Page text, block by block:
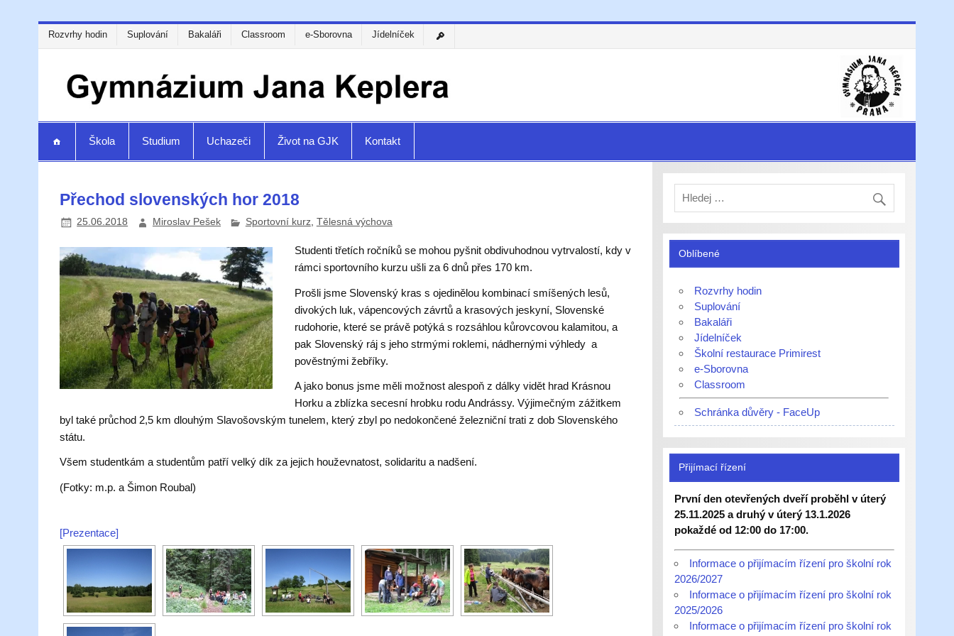
Rozvrhy hodin Suplování Bakaláři Classroom e-Sborovna Jídelníček
Škola Studium Uchazeči Život na GJK Kontakt
Přechod slovenských hor 2018
25.06.2018 Miroslav Pešek Sportovní kurz, Tělesná výchova
Studenti třetích ročníků se mohou pyšnit obdivuhodnou vytrvalostí, kdy v
rámci sportovního kurzu ušli za 6 dnů přes 170 km.
Prošli jsme Slovenský kras s ojedinělou kombinací smíšených lesů,
divokých luk, vápencových závrtů a krasových jeskyní, Slovenské
rudohorie, které se právě potýká s rozsáhlou kůrovcovou kalamitou, a
pak Slovenský ráj s jeho strmými roklemi, nádhernými výhledy a
pověstnými žebříky.
A jako bonus jsme měli možnost alespoň z dálky vidět hrad Krásnou
Horku a zblízka secesní hrobku rodu Andrássy. Výjimečným zážitkem
byl také průchod 2,5 km dlouhým Slavošovským tunelem, který zbyl po nedokončené železniční trati z dob Slovenského
státu.
Všem studentkám a studentům patří velký dík za jejich houževnatost, solidaritu a nadšení.
(Fotky: m.p. a Šimon Roubal)
[Prezentace]
Oblíbené
Rozvrhy hodin
Suplování
Bakaláři
Jídelníček
Školní restaurace Primirest
e-Sborovna
Classroom
Schránka důvěry - FaceUp
Přijímací řízení
První den otevřených dveří proběhl v úterý
25.11.2025 a druhý v úterý 13.1.2026
pokaždé od 12:00 do 17:00.
Informace o přijímacím řízení pro školní rok
2026/2027
Informace o přijímacím řízení pro školní rok
2025/2026
Informace o přijímacím řízení pro školní rok